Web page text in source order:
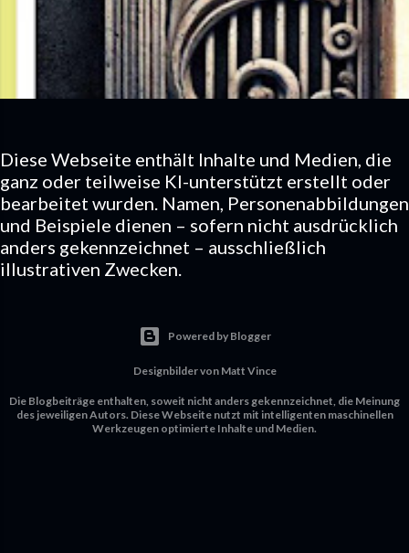
Diese Webseite enthält Inhalte und Medien, die
ganz oder teilweise KI-unterstützt erstellt oder
bearbeitet wurden. Namen, Personenabbildungen
und Beispiele dienen – sofern nicht ausdrücklich
anders gekennzeichnet – ausschließlich
illustrativen Zwecken.
Powered by Blogger
Designbilder von Matt Vince
Die Blogbeiträge enthalten, soweit nicht anders gekennzeichnet, die Meinung
des jeweiligen Autors. Diese Webseite nutzt mit intelligenten maschinellen
Werkzeugen optimierte Inhalte und Medien.